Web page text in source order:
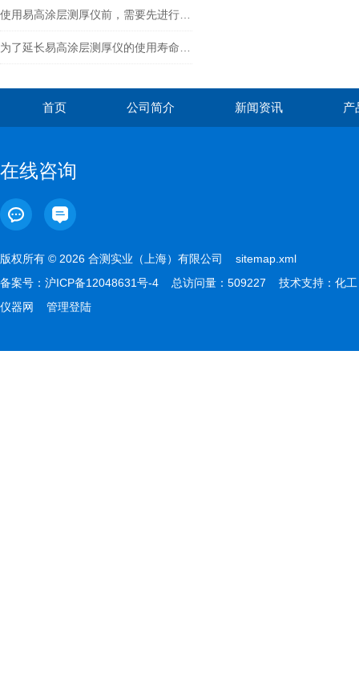
首页 公司简介 新闻资讯 产
在线咨询
版权所有 © 2026 合测实业（上海）有限公司 sitemap.xml
备案号： 沪ICP备12048631号-4 总访问量：509227 技术支持： 化工
仪器网
管理登陆